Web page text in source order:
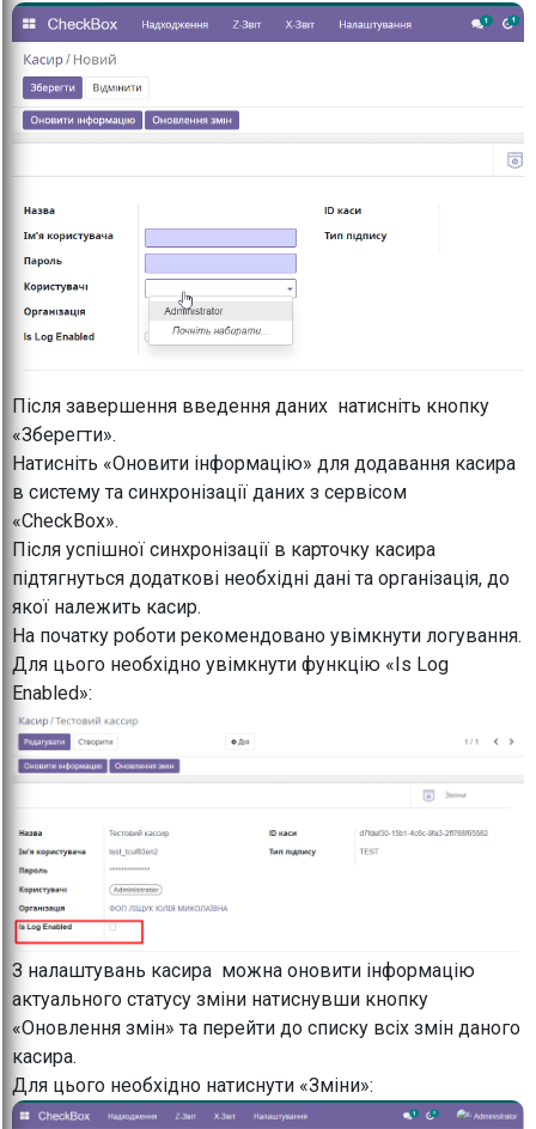
Після завершення введення даних натисніть кнопку
«Зберегти».
Натисніть «Оновити інформацію» для додавання касира
в систему та синхронізації даних з сервісом
«CheckBox».
Після успішної синхронізації в карточку касира
підтягнуться додаткові необхідні дані та організація, до
якої належить касир.
На початку роботи рекомендовано увімкнути логування.
Для цього необхідно увімкнути функцію «Is Log
Enabled»:
З налаштувань касира можна оновити інформацію
актуального статусу зміни натиснувши кнопку
«Оновлення змін» та перейти до списку всіх змін даного
касира.
Для цього необхідно натиснути «Зміни»: